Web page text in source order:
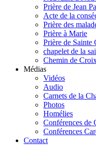
Prière de Jean
Acte de la
Prière des
Prière à Marie
Prière de Sainte
chapelet de la
Chemin de
Médias
Vidéos
Audio
Carnets de la
Photos
Homélies
Conférences de
Conférences
Contact